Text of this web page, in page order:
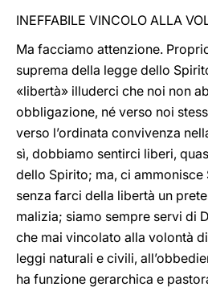
INEFFABILE VINCOLO ALLA
Ma facciamo attenzione.
suprema della legge dello
«libertà» illuderci che noi non
obbligazione, né verso noi
verso l’ordinata convivenza
sì, dobbiamo sentirci liberi,
dello Spirito; ma, ci ammonisce
senza farci della libertà un
malizia; siamo sempre servi di
che mai vincolato alla volontà
leggi naturali e civili,
ha funzione gerarchica e